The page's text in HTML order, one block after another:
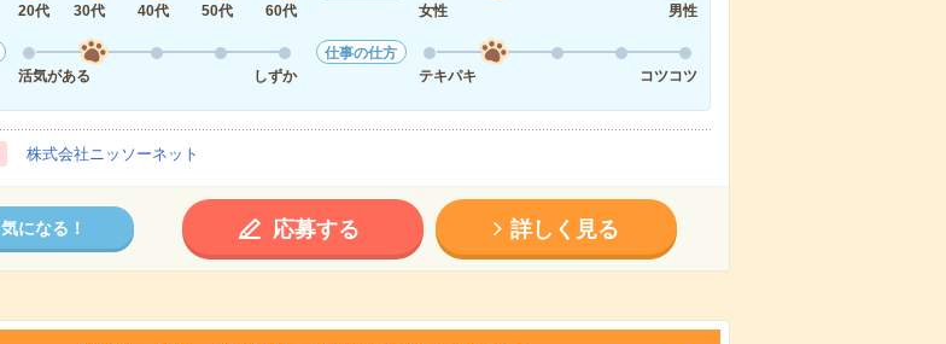
20代
30代 40代 50代 60代
女性
男性
活気がある
しずか
仕事の仕方
テキパキ
コツコツ
株式会社ニッソーネット
気になる！ 応募する 詳しく見る